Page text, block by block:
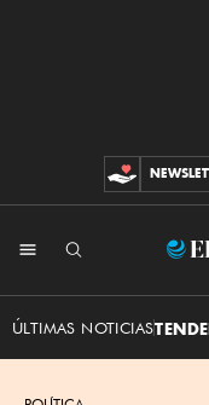
ÚLTIMAS NOTICIAS